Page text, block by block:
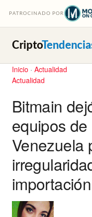
PATROCINADO POR
Cripto
Inicio · Actualidad
Actualidad
Bitmain
equipos
Venezuela
importación